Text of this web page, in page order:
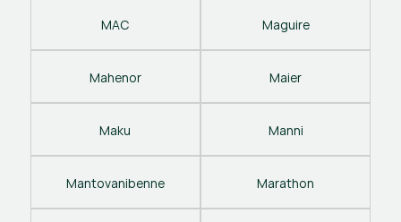
MAC Maguire
Mahenor Maier
Maku Manni
Mantovanibenne Marathon